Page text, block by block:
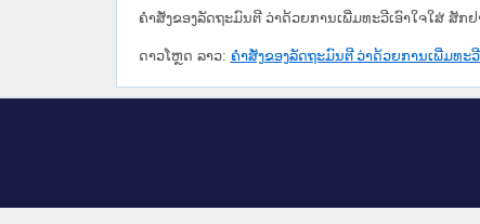
ຄໍາສັ່ງຂອງລັດຖະມົນຕີ ວ່າດ້ວຍການເພີ່ມທະວີເອົາໃຈໃສ່ ສັກ
ດາວໂຫຼດ ລາວ: ຄໍາສັ່ງຂອງລັດຖະມົນຕີ ວ່າດ້ວຍການເພີ່ມທະ